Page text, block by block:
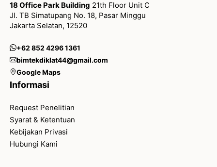
18 Office Park Building 21th Floor Unit C
Jl. TB Simatupang No. 18, Pasar Minggu
Jakarta Selatan, 12520
+62 852 4296 1361
bimtekdiklat44@gmail.com
Google Maps
Informasi
Request Penelitian
Syarat & Ketentuan
Kebijakan Privasi
Hubungi Kami